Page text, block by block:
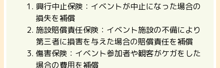
興行中止保険：イベントが中止になった場合の
損失を補償
施設賠償責任保険：イベント施設の不備により
第三者に損害を与えた場合の賠償責任を補償
傷害保険：イベント参加者や観客がケガをした
場合の費用を補償